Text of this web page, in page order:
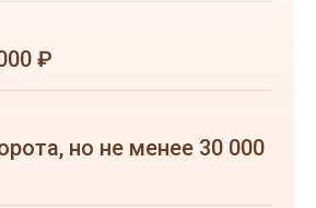
₽
но не менее 30 000